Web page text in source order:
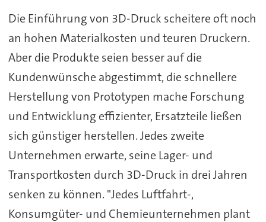
Die Einführung von 3D-Druck scheitere oft noch
an hohen Materialkosten und teuren Druckern.
Aber die Produkte seien besser auf die
Kundenwünsche abgestimmt, die schnellere
Herstellung von Prototypen mache Forschung
und Entwicklung effizienter, Ersatzteile ließen
sich günstiger herstellen. Jedes zweite
Unternehmen erwarte, seine Lager- und
Transportkosten durch 3D-Druck in drei Jahren
senken zu können. "Jedes Luftfahrt-,
Konsumgüter- und Chemieunternehmen plant